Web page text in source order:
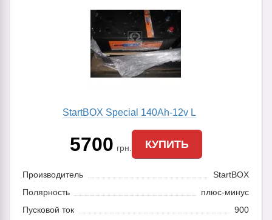
StartBOX Special 140Ah-12v L
5700 грн. КУПИТЬ
Производитель
StartBOX
Полярность
плюс-минус
Пусковой ток
900